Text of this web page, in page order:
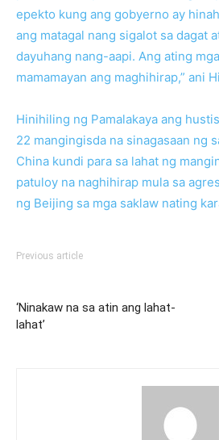
epekto kung ang gobyerno ay
ang matagal nang sigalot sa dagat
dayuhang nang-aapi. Ang ating
mamamayan ang maghihirap,” ani
Hinihiling ng Pamalakaya ang
22 mangingisda na sinagasaan ng
China kundi para sa lahat ng
patuloy na naghihirap mula sa
ng Beijing sa mga saklaw nating
Previous article
‘Ninakaw na sa atin ang lahat-
lahat’